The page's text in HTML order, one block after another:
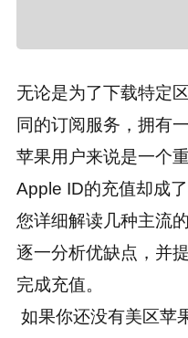
无论是为了下载特定
同的订阅服务，拥有
苹果用户来说是一个
Apple ID的充值却成
您详细解读几种主流的
逐一分析优缺点，并
完成充值。
如果你还没有美区苹